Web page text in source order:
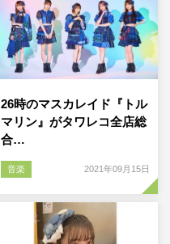
26時のマスカレイド『トル
マリン』がタワレコ全店総
合…
音楽 2021年09月15日